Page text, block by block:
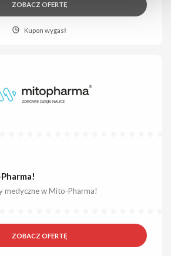
ZOBACZ OFERTĘ
Kupon wygasł
medyczne w Mito-Pharma!
ZOBACZ OFERTĘ